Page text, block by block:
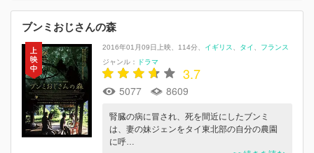
ブンミおじさんの森
2016年01月09日上映 114分 イギリス タイ
フランス
ジャンル：
ドラマ
3.7
5077 8609
腎臓の病に冒され、死を間近にしたブンミ
は、妻の妹ジェンをタイ東北部の自分の農園
に呼…